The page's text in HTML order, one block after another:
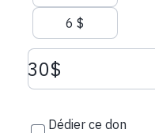
6 $
Montant du don
Dédier ce don